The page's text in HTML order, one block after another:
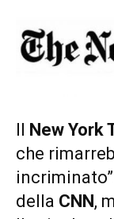
Il New York
che
della CNN,